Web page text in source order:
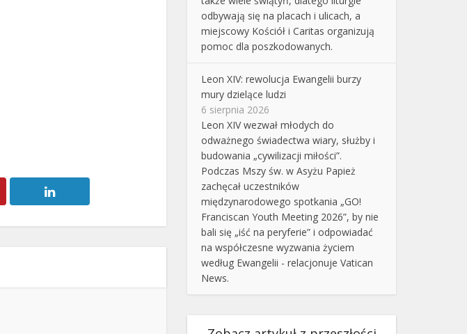
odbywają się na placach i ulicach, a
miejscowy Kościół i Caritas organizują
pomoc dla poszkodowanych.
Leon XIV: rewolucja Ewangelii burzy
mury dzielące ludzi
6 sierpnia 2026
Leon XIV wezwał młodych do
odważnego świadectwa wiary, służby i
budowania „cywilizacji miłości”.
Podczas Mszy św. w Asyżu Papież
zachęcał uczestników
międzynarodowego spotkania „GO!
Franciscan Youth Meeting 2026”, by nie
bali się „iść na peryferie” i odpowiadać
na współczesne wyzwania życiem
według Ewangelii - relacjonuje Vatican
News.